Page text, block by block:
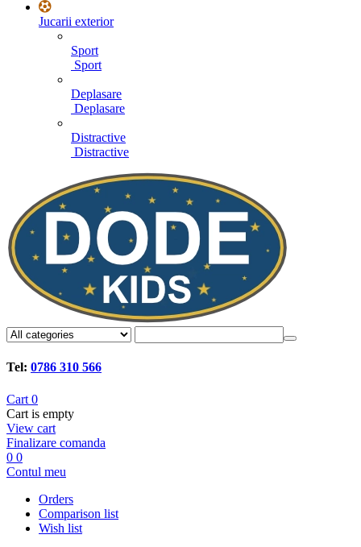
Jucarii exterior
Sport
Sport
Deplasare
Deplasare
Distractive
Distractive
Tel: 0786 310 566
Cart 0
Cart is empty
View cart
Finalizare comanda
0 0
Contul meu
Orders
Comparison list
Wish list